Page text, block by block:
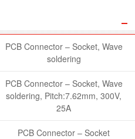
PCB Connector – Socket, Wave
soldering
PCB Connector – Socket, Wave
soldering, Pitch:7.62mm, 300V,
25A
PCB Connector – Socket